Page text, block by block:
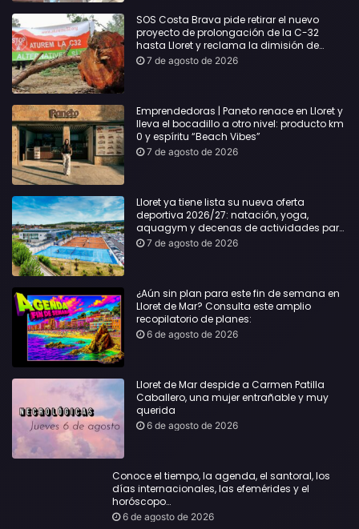
SOS Costa Brava pide retirar el nuevo
proyecto de prolongación de la C-32
hasta Lloret y reclama la dimisión de
Sílvia Paneque
7 de agosto de 2026
Emprendedoras | Paneto renace en Lloret y
lleva el bocadillo a otro nivel: producto km
0 y espíritu “Beach Vibes”
7 de agosto de 2026
Lloret ya tiene lista su nueva oferta
deportiva 2026/27: natación, yoga,
aquagym y decenas de actividades para
todas las edades
7 de agosto de 2026
¿Aún sin plan para este fin de semana en
Lloret de Mar? Consulta este amplio
recopilatorio de planes:
6 de agosto de 2026
Lloret de Mar despide a Carmen Patilla
Caballero, una mujer entrañable y muy
querida
6 de agosto de 2026
Conoce el tiempo, la agenda, el santoral, los
días internacionales, las efemérides y el
horóscopo…
6 de agosto de 2026